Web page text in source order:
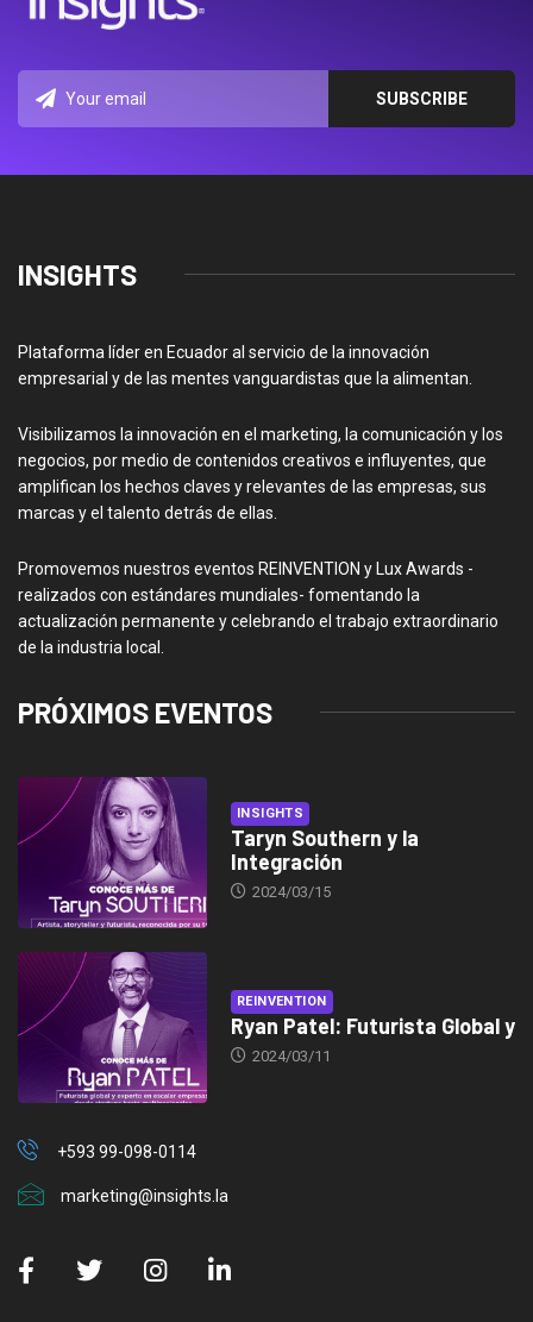
INSIGHTS
Plataforma líder en Ecuador al servicio de la innovación
empresarial y de las mentes vanguardistas que la alimentan.
Visibilizamos la innovación en el marketing, la comunicación y los
negocios, por medio de contenidos creativos e influyentes, que
amplifican los hechos claves y relevantes de las empresas, sus
marcas y el talento detrás de ellas.
Promovemos nuestros eventos REINVENTION y Lux Awards -
realizados con estándares mundiales- fomentando la
actualización permanente y celebrando el trabajo extraordinario
de la industria local.
PRÓXIMOS EVENTOS
INSIGHTS
Taryn Southern y la
Integración
2024/03/15
REINVENTION
Ryan Patel: Futurista Global y
2024/03/11
+593 99-098-0114
marketing@insights.la